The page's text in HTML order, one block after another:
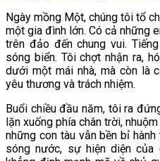
Ngày mồng Một, chúng tôi tổ
một gia đình lớn. Có cả những
trên đảo đến chung vui.
sóng biển. Tôi chợt nhận ra,
dưới một mái nhà, mà còn là
yêu thương và trách nhiệm.
Buổi chiều đầu năm, tôi ra
lặn xuống phía chân trời,
những con tàu vẫn bền bỉ
sóng nước, sự hiện diện